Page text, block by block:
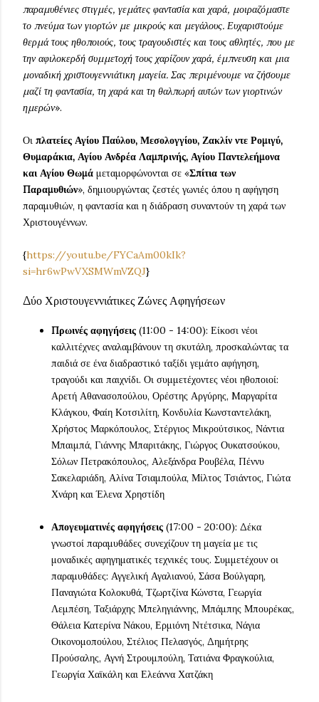
παραμυθένιες στιγμές, γεμάτες φαντασία και χαρά, μοιραζόμαστε
το πνεύμα των γιορτών με μικρούς και μεγάλους. Ευχαριστούμε
θερμά τους ηθοποιούς, τους τραγουδιστές και τους αθλητές, που με
την αφιλοκερδή συμμετοχή τους χαρίζουν χαρά, έμπνευση και μια
μοναδική χριστουγεννιάτικη μαγεία. Σας περιμένουμε να ζήσουμε
μαζί τη φαντασία, τη χαρά και τη θαλπωρή αυτών των γιορτινών
ημερών».
Οι πλατείες Αγίου Παύλου, Μεσολογγίου, Ζακλίν ντε Ρομιγύ,
Θυμαράκια, Αγίου Ανδρέα Λαμπρινής, Αγίου Παντελεήμονα
και Αγίου Θωμά μεταμορφώνονται σε «Σπίτια των
Παραμυθιών», δημιουργώντας ζεστές γωνιές όπου η αφήγηση
παραμυθιών, η φαντασία και η διάδραση συναντούν τη χαρά των
Χριστουγέννων.
{https://youtu.be/FYCaAm00kIk?
si=hr6wPwVXSMWmVZQJ}
Δύο Χριστουγεννιάτικες Ζώνες Αφηγήσεων
Πρωινές αφηγήσεις (11:00 - 14:00): Είκοσι νέοι
καλλιτέχνες αναλαμβάνουν τη σκυτάλη, προσκαλώντας τα
παιδιά σε ένα διαδραστικό ταξίδι γεμάτο αφήγηση,
τραγούδι και παιχνίδι. Οι συμμετέχοντες νέοι ηθοποιοί:
Αρετή Αθανασοπούλου, Ορέστης Αργύρης, Mαργαρίτα
Κλάγκου, Φαίη Κοτσιλίτη, Κονδυλία Κωνσταντελάκη,
Χρήστος Μαρκόπουλος, Στέργιος Μικρούτσικος, Νάντια
Μπαιμπά, Γιάννης Μπαριτάκης, Γιώργος Ουκατσούκου,
Σόλων Πετρακόπουλος, Αλεξάνδρα Ρουβέλα, Πέννυ
Σακελαριάδη, Αλίνα Τσιαμπούλα, Μίλτος Τσιάντος, Γιώτα
Χνάρη και Έλενα Χρηστίδη
Απογευματινές αφηγήσεις (17:00 - 20:00): Δέκα
γνωστοί παραμυθάδες συνεχίζουν τη μαγεία με τις
μοναδικές αφηγηματικές τεχνικές τους. Συμμετέχουν οι
παραμυθάδες: Αγγελική Αγαλιανού, Σάσα Βούλγαρη,
Παναγιώτα Κολοκυθά, Τζωρτζίνα Κώνστα, Γεωργία
Λεμπέση, Ταξιάρχης Μπεληγιάννης, Μπάμπης Μπουρέκας,
Θάλεια Κατερίνα Νάκου, Ερμιόνη Ντέτσικα, Νάγια
Οικονομοπούλου, Στέλιος Πελασγός, Δημήτρης
Προύσαλης, Αγνή Στρουμπούλη, Τατιάνα Φραγκούλια,
Γεωργία Χαϊκάλη και Ελεάννα Χατζάκη